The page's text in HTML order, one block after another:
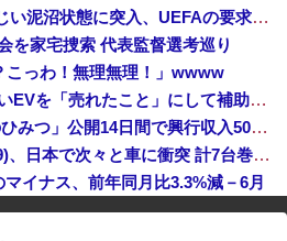
FIFAとUEFAの争いが凄まじい泥沼状態に突入、UEFAの要求を呑んだFIFAだったがUEFA側は強硬姿勢を崩さず……
を家宅捜索 代表監督選考巡り
こっわ！無理無理！」wwww
中国にて、誰も欲しがらないEVを「売れたこと」にして補助金を騙し取る事案が横行。販売実績水増し [8/7]
映画「ちいかわ 人魚の島のひみつ」公開14日間で興行収入50億円突破 最終興収102.8億円の「シン・エヴァ」に並ぶペース
韓国人インフルエンサー(49)、日本で次々と車に衝突 計7台巻き込み 八王子
イナス、前年同月比3.3%減－6月